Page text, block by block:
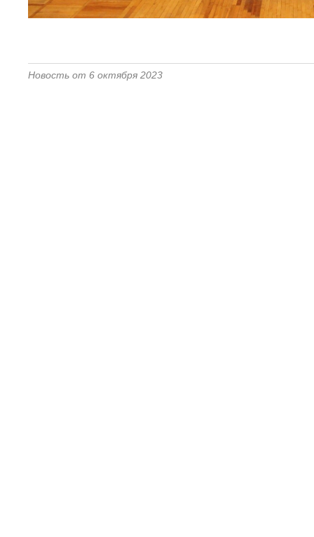
Новость от 6 октября 2023